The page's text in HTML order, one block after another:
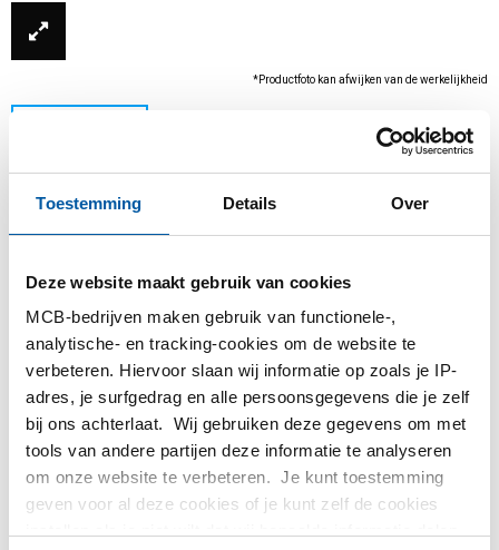
Toestemming Details Over
Deze website maakt gebruik van cookies
MCB-bedrijven maken gebruik van functionele-,
analytische- en tracking-cookies om de website te
verbeteren. Hiervoor slaan wij informatie op zoals je IP-
adres, je surfgedrag en alle persoonsgegevens die je zelf
bij ons achterlaat. Wij gebruiken deze gegevens om met
tools van andere partijen deze informatie te analyseren
om onze website te verbeteren. Je kunt toestemming
geven voor al deze cookies of je kunt zelf de cookies
*Productfoto kan afwijken van de werkelijkheid
Dit product kan niet online besteld worden, voor
meer informatie kunt u afdeling Verkoop
contacteren.
Bestel met uw eigen artikelnummers
Calculeren met actuele MCB-prijzen
Volg uw order via Track&Trace